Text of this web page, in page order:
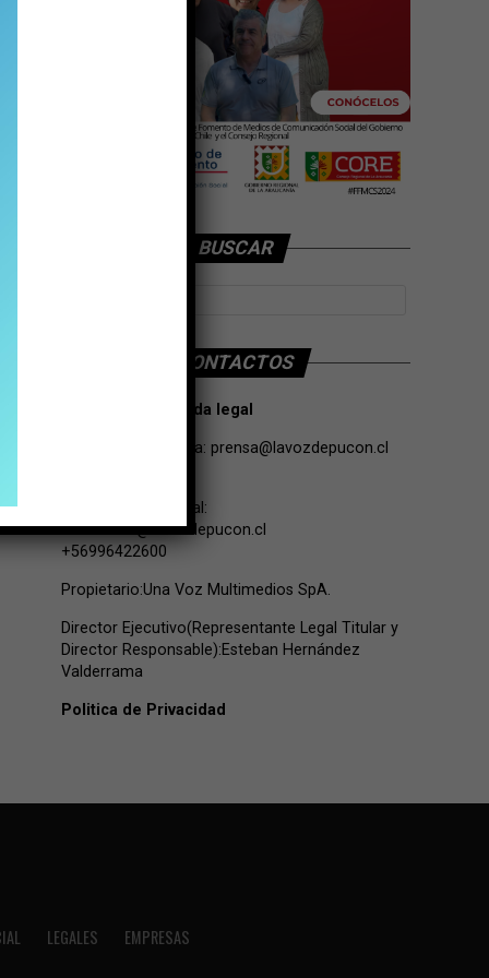
BUSCAR
CONTACTOS
Tarifas Propaganda legal
Contacto de Prensa: prensa@lavozdepucon.cl
Contacto Comercial:
comercial@lavozdepucon.cl
+56996422600
Propietario:Una Voz Multimedios SpA.
Director Ejecutivo(Representante Legal Titular y
Director Responsable):Esteban Hernández
Valderrama
Politica de Privacidad
LEGALES EMPRESAS